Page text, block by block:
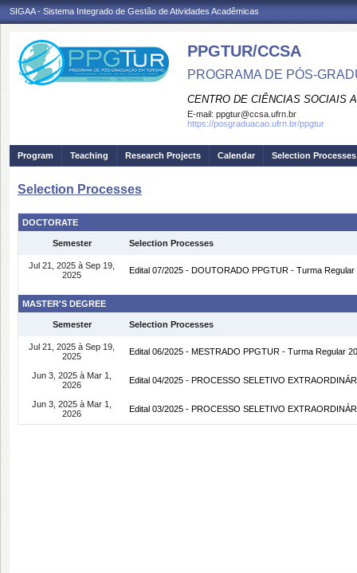
SIGAA - Sistema Integrado de Gestão de Atividades Acadêmicas
PPGTUR/CCSA
PROGRAMA DE PÓS-
CENTRO DE CIÊNCIAS SOCIAIS
E-mail: ppgtur@ccsa.ufrn.br
https://posgraduacao.ufrn.br/ppgtur
Program Teaching Research Projects Calendar Selection Processes
Selection Processes
DOCTORATE
Semester Selection Processes
Jul 21, 2025 à Sep 19,
2025
Edital 07/2025 - DOUTORADO PPGTUR - Turma Regular
MASTER'S DEGREE
Semester Selection Processes
Jul 21, 2025 à Sep 19,
2025
Edital 06/2025 - MESTRADO PPGTUR - Turma Regular
Jun 3, 2025 à Mar 1,
2026
Edital 04/2025 - PROCESSO SELETIVO
Jun 3, 2025 à Mar 1,
2026
Edital 03/2025 - PROCESSO SELETIVO